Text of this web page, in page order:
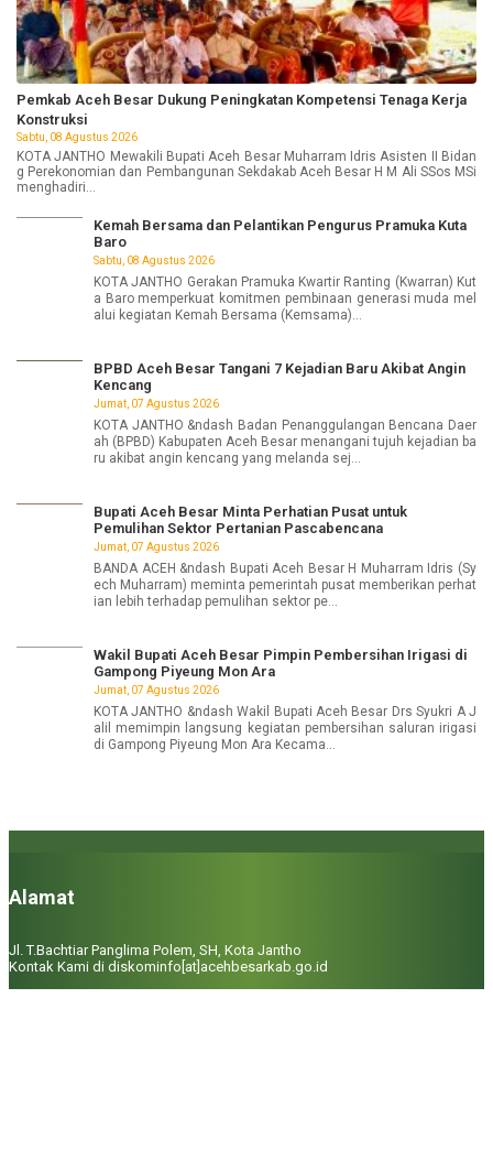
Pemkab Aceh Besar Dukung Peningkatan Kompetensi Tenaga Kerja
Konstruksi
Sabtu, 08 Agustus 2026
KOTA JANTHO Mewakili Bupati Aceh Besar Muharram Idris Asisten II Bidan
g Perekonomian dan Pembangunan Sekdakab Aceh Besar H M Ali SSos MSi
menghadiri...
Kemah Bersama dan Pelantikan Pengurus Pramuka Kuta
Baro
Sabtu, 08 Agustus 2026
KOTA JANTHO Gerakan Pramuka Kwartir Ranting (Kwarran) Kut
a Baro memperkuat komitmen pembinaan generasi muda mel
alui kegiatan Kemah Bersama (Kemsama)...
BPBD Aceh Besar Tangani 7 Kejadian Baru Akibat Angin
Kencang
Jumat, 07 Agustus 2026
KOTA JANTHO &ndash Badan Penanggulangan Bencana Daer
ah (BPBD) Kabupaten Aceh Besar menangani tujuh kejadian ba
ru akibat angin kencang yang melanda sej...
Bupati Aceh Besar Minta Perhatian Pusat untuk
Pemulihan Sektor Pertanian Pascabencana
Jumat, 07 Agustus 2026
BANDA ACEH &ndash Bupati Aceh Besar H Muharram Idris (Sy
ech Muharram) meminta pemerintah pusat memberikan perhat
ian lebih terhadap pemulihan sektor pe...
Wakil Bupati Aceh Besar Pimpin Pembersihan Irigasi di
Gampong Piyeung Mon Ara
Jumat, 07 Agustus 2026
KOTA JANTHO &ndash Wakil Bupati Aceh Besar Drs Syukri A J
alil memimpin langsung kegiatan pembersihan saluran irigasi
di Gampong Piyeung Mon Ara Kecama...
Alamat
Jl. T.Bachtiar Panglima Polem, SH, Kota Jantho
Kontak Kami di diskominfo[at]acehbesarkab.go.id